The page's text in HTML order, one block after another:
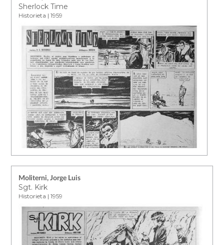
Sherlock Time
Historieta | 1959
Moliterni, Jorge Luis
Sgt. Kirk
Historieta | 1959